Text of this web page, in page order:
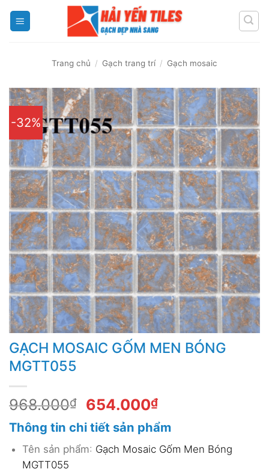
Trang chủ / Gạch trang trí / Gạch mosaic
-32%
GẠCH MOSAIC GỐM MEN BÓNG
MGTT055
968.000₫
Giá
gốc
là:
968.000₫.
654.000₫Giá
hiện
tại
là:
Thông tin chi tiết sản phẩm
Tên sản phẩm: Gạch Mosaic Gốm Men Bóng
MGTT055